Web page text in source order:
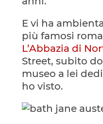
E vi ha
più famosi
L’Abbazia di
Street, subito
museo a lei
ho visto.